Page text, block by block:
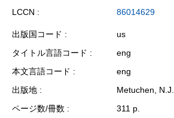
LCCN 86014629
出版国コード
us
タイトル言語コード
eng
本文言語コード
eng
出版地
Metuchen, N.J.
ページ数/冊数
311 p.